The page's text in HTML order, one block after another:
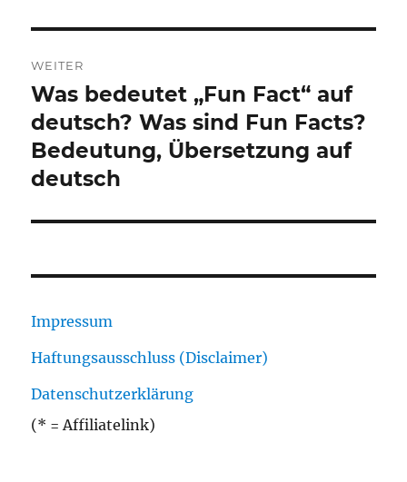
WEITER
Nächster
Beitrag:
Was bedeutet „Fun Fact“ auf
deutsch? Was sind Fun Facts?
Bedeutung, Übersetzung auf
deutsch
Impressum
Haftungsausschluss (Disclaimer)
Datenschutzerklärung
(* = Affiliatelink)